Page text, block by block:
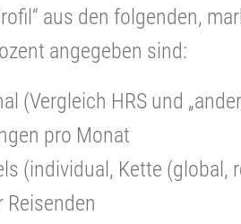
aus den folgenden,
angegeben sind:
(Vergleich HRS und
pro Monat
(individual, Kette (global,
Reisenden